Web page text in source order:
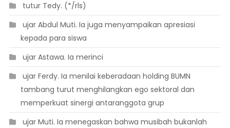
 tutur Tedy. (*/rls)
 ujar Abdul Muti. Ia juga menyampaikan apresiasi
kepada para siswa
 ujar Astawa. Ia merinci
 ujar Ferdy. Ia menilai keberadaan holding BUMN
tambang turut menghilangkan ego sektoral dan
memperkuat sinergi antaranggota grup
 ujar Muti. Ia menegaskan bahwa musibah bukanlah